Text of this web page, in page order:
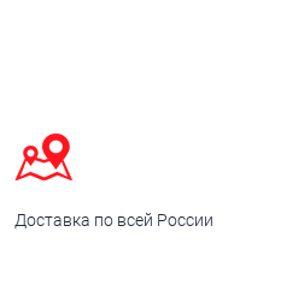
Доставка по всей России